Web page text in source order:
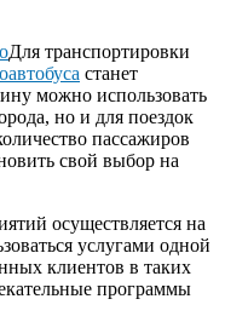
Для транспортировки
станет
можно использовать
но и для поездок
пассажиров
свой выбор на
осуществляется на
услугами одной
клиентов в таких
программы